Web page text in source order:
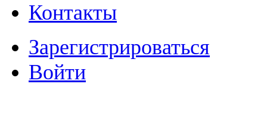
Контакты
Зарегистрироваться
Войти